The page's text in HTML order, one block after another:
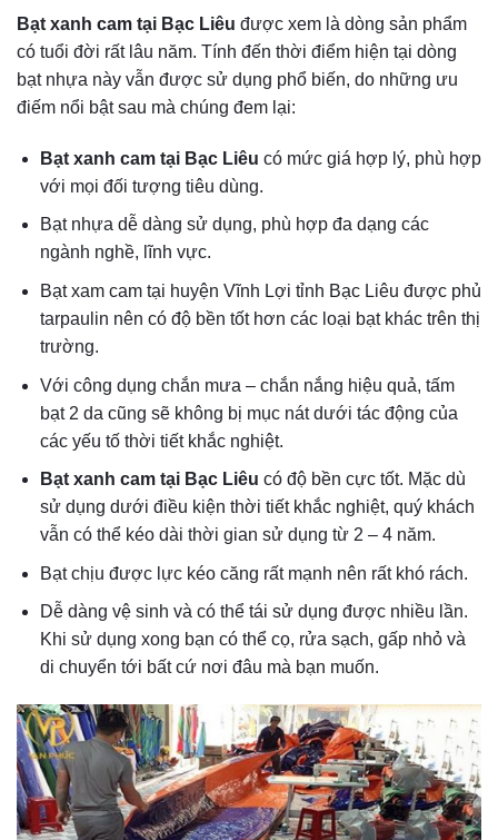
Bạt xanh cam tại Bạc Liêu được xem là dòng sản phẩm
có tuổi đời rất lâu năm. Tính đến thời điểm hiện tại dòng
bạt nhựa này vẫn được sử dụng phổ biến, do những ưu
điếm nổi bật sau mà chúng đem lại:
Bạt xanh cam tại Bạc Liêu có mức giá hợp lý, phù hợp
với mọi đối tượng tiêu dùng.
Bạt nhựa dễ dàng sử dụng, phù hợp đa dạng các
ngành nghề, lĩnh vực.
Bạt xam cam tại huyện Vĩnh Lợi tỉnh Bạc Liêu được phủ
tarpaulin nên có độ bền tốt hơn các loại bạt khác trên thị
trường.
Với công dụng chắn mưa – chắn nắng hiệu quả, tấm
bạt 2 da cũng sẽ không bị mục nát dưới tác động của
các yếu tố thời tiết khắc nghiệt.
Bạt xanh cam tại Bạc Liêu có độ bền cực tốt. Mặc dù
sử dụng dưới điều kiện thời tiết khắc nghiệt, quý khách
vẫn có thể kéo dài thời gian sử dụng từ 2 – 4 năm.
Bạt chịu được lực kéo căng rất mạnh nên rất khó rách.
Dễ dàng vệ sinh và có thể tái sử dụng được nhiều lần.
Khi sử dụng xong bạn có thể cọ, rửa sạch, gấp nhỏ và
di chuyển tới bất cứ nơi đâu mà bạn muốn.